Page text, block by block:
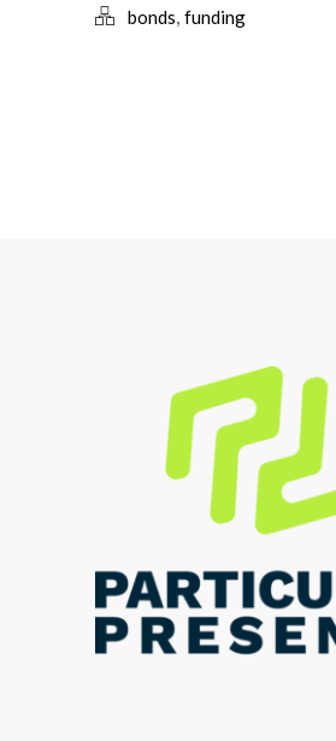
bonds, funding